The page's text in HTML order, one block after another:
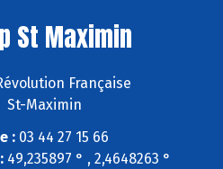
St Maximin
Française
St-Maximin
:03 44 27 15 66
49,235897 ° , 2,4648263 °